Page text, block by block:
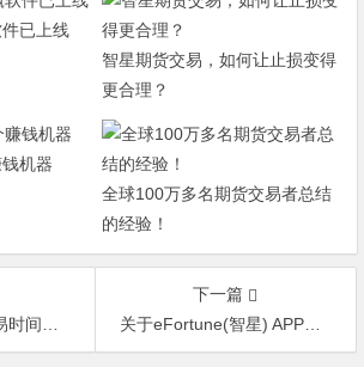
已上线
智星期货交易，如何让止损变得
更合理？
机器
全球100万多名期货交易者总结
的经验！
变更通知
下一篇
关于eFortune(智星) APP上架公告